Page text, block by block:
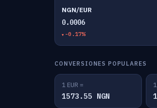
NGN/EUR
0.0006
-0.17%
CONVERSIONES POPULARES
1 EUR =
1573.55 NGN